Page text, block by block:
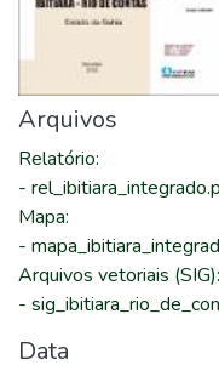
Arquivos
Relatório:
-
Mapa:
-
Arquivos vetoriais (SIG):
-
Data